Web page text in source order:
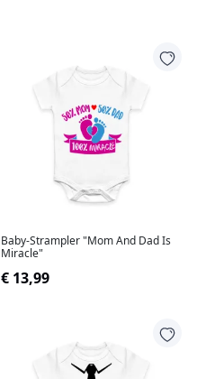
Baby-Strampler "Mom And Dad Is
Miracle"
€ 13,99